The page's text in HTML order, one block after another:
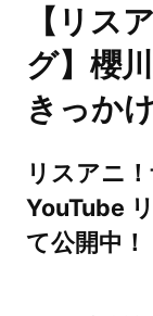
【リス
グ】櫻
きっか
リスアニ
YouTube
て公開中！